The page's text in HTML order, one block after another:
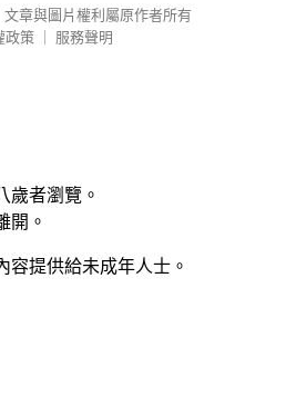
文章與圖片權利屬原作者所有
政策
服務聲明
歲者瀏覽。
開。
容提供給未成年人士。